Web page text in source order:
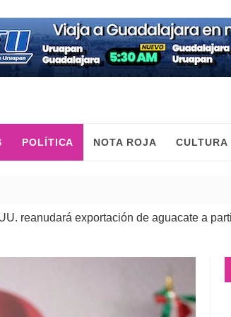
POLÍTICA NOTA ROJA CULTURA
exportación de aguacate a partir de